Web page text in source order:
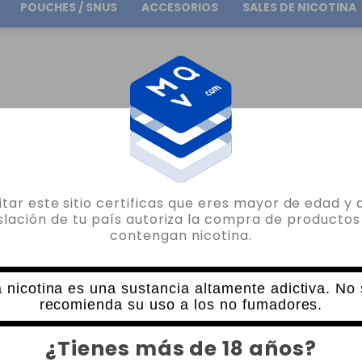
este sitio certificas que eres mayor de edad y
de tu país autoriza la compra de productos
contengan nicotina.
nicotina es una sustancia altamente adictiva. No
recomienda su uso a los no fumadores.
¿Tienes más de 18 años?
Envío gratuito en pedidos superiores a 30.00€
POUCHES / SNUS ACCESORIOS SALES DE NICOTINA
MARCAS ATOMIZADORES VAPEO
GEEKVAPE
ZEUS SUBOHM TANK GEEKVAPE TPD
0 VALORACIONES
23,50€
CANTIDAD
- +